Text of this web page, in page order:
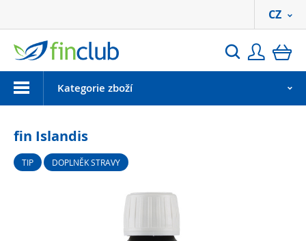
Hledat
CZ
MenuKategorie zboží
fin Islandis
TIP DOPLNĚK STRAVY